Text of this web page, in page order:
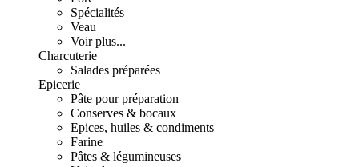
Spécialités
Veau
Voir plus...
Charcuterie
Salades préparées
Epicerie
Pâte pour préparation
Conserves & bocaux
Epices, huiles & condiments
Farine
Pâtes & légumineuses